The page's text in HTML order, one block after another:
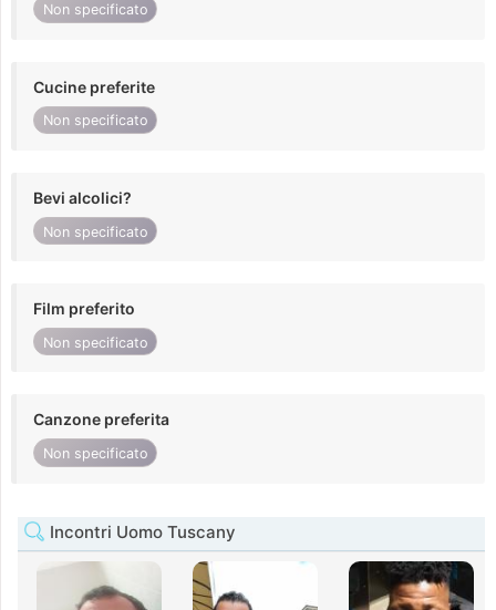
Non specificato
Cucine preferite
Non specificato
Bevi alcolici?
Non specificato
Film preferito
Non specificato
Canzone preferita
Non specificato
Incontri Uomo Tuscany